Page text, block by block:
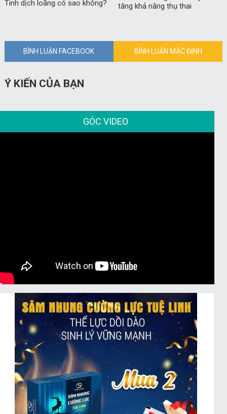
Tinh dịch loãng có sao không?
tăng khả năng thụ thai
BÌNH LUẬN FACEBOOK BÌNH LUẬN MẶC ĐỊNH
Ý KIẾN CỦA BẠN
GÓC VIDEO